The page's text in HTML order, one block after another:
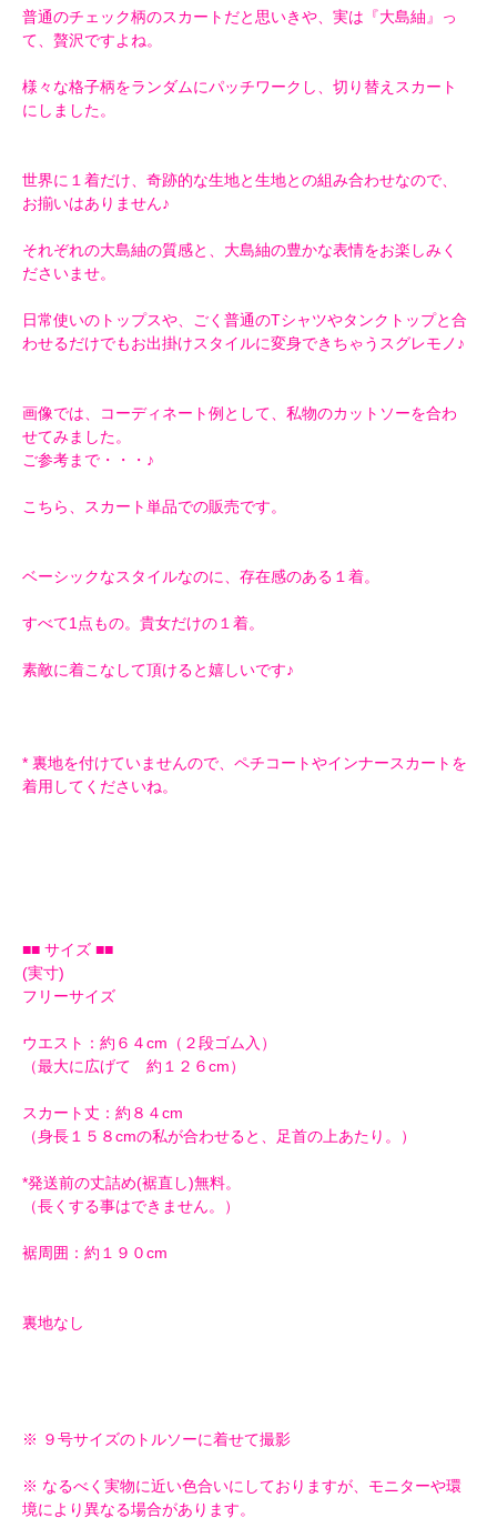
普通のチェック柄のスカートだと思いきや、実は『大島紬』っ
て、贅沢ですよね。
様々な格子柄をランダムにパッチワークし、切り替えスカート
にしました。
世界に１着だけ、奇跡的な生地と生地との組み合わせなので、
お揃いはありません♪
それぞれの大島紬の質感と、大島紬の豊かな表情をお楽しみく
ださいませ。
日常使いのトップスや、ごく普通のTシャツやタンクトップと合
わせるだけでもお出掛けスタイルに変身できちゃうスグレモノ♪
画像では、コーディネート例として、私物のカットソーを合わ
せてみました。
ご参考まで・・・♪
こちら、スカート単品での販売です。
ベーシックなスタイルなのに、存在感のある１着。
すべて1点もの。貴女だけの１着。
素敵に着こなして頂けると嬉しいです♪
* 裏地を付けていませんので、ペチコートやインナースカートを
着用してくださいね。
■■ サイズ ■■
(実寸)
フリーサイズ
ウエスト：約６４cm（２段ゴム入）
（最大に広げて 約１２６cm）
スカート丈：約８４cm
（身長１５８cmの私が合わせると、足首の上あたり。）
*発送前の丈詰め(裾直し)無料。
（長くする事はできません。）
裾周囲：約１９０cm
裏地なし
※ ９号サイズのトルソーに着せて撮影
※ なるべく実物に近い色合いにしておりますが、モニターや環
境により異なる場合があります。